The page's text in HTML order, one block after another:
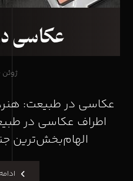
عکاسی
ژوئن ۱۰, ۲۰۱۷
عکاسی در طبیعت: هنر،
اطراف عکاسی در
الهام‌بخش‌ترین